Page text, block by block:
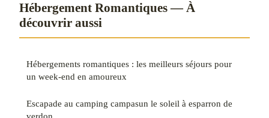
Hébergement Romantiques — À
découvrir aussi
Hébergements romantiques : les meilleurs séjours pour
un week-end en amoureux
Escapade au camping campasun le soleil à esparron de